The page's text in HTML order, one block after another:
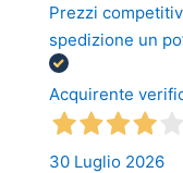
Prezzi
spedizione un
Acquirente
30 Luglio 2026